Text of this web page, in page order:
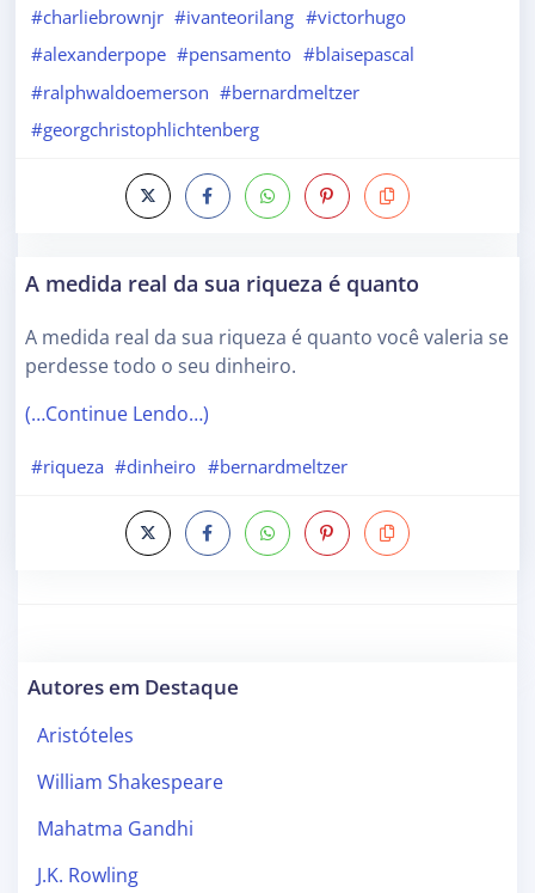
#charliebrownjr #ivanteorilang #victorhugo
#alexanderpope #pensamento #blaisepascal
#ralphwaldoemerson #bernardmeltzer
#georgchristophlichtenberg
A medida real da sua riqueza é quanto
A medida real da sua riqueza é quanto você valeria se
perdesse todo o seu dinheiro.
(…Continue Lendo…)
#riqueza #dinheiro #bernardmeltzer
Autores em Destaque
Aristóteles
William Shakespeare
Mahatma Gandhi
J.K. Rowling